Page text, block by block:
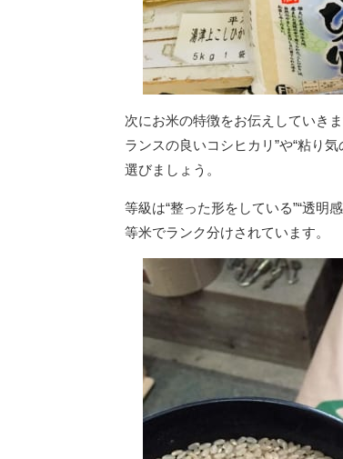
次にお米の特徴をお伝えしていき
ランスの良いコシヒカリ”や“粘り
選びましょう。
等級は“整った形をしている”“透明
等米でランク分けされています。